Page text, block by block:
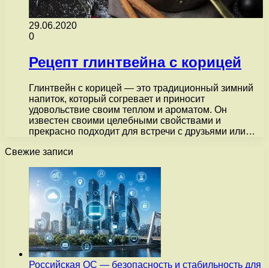
29.06.2020
0
Рецепт глинтвейна с корицей
Глинтвейн с корицей — это традиционный зимний
напиток, который согревает и приносит
удовольствие своим теплом и ароматом. Он
известен своими целебными свойствами и
прекрасно подходит для встречи с друзьями или…
Свежие записи
Российская ОС — безопасность и стабильность для